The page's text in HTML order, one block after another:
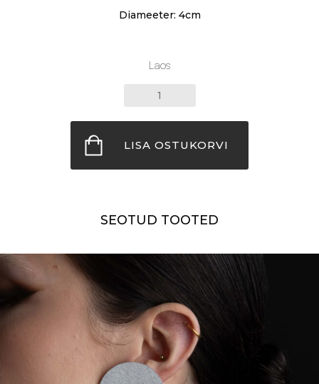
Diameeter: 4cm
Laos
KÕRVARÕNGAD
kogus
LISA OSTUKORVI
SEOTUD TOOTED